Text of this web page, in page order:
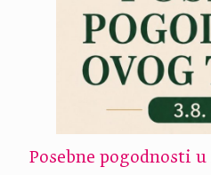
Posebne pogodnosti